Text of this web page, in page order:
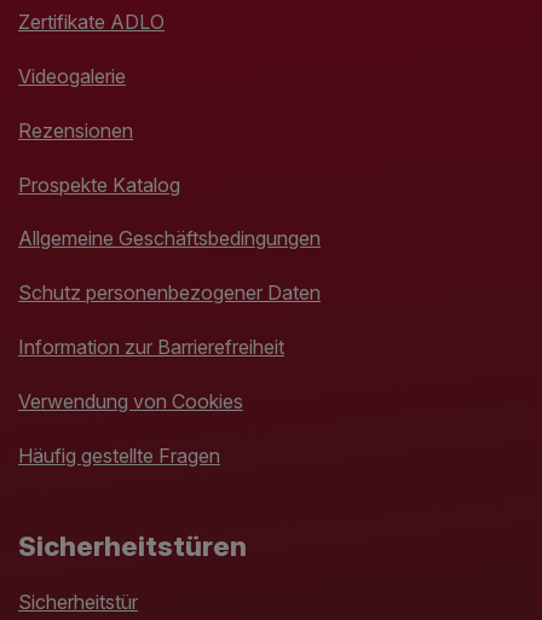
Zertifikate ADLO
Videogalerie
Rezensionen
Prospekte Katalog
Allgemeine Geschäftsbedingungen
Schutz personenbezogener Daten
Information zur Barrierefreiheit
Verwendung von Cookies
Häufig gestellte Fragen
Sicherheitstüren
Sicherheitstür